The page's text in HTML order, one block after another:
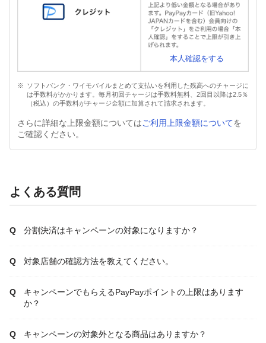
本人確認をする
ソフトバンク・ワイモバイルまとめて支払いを利用した残高へのチャージに
は手数料がかかります。毎月初回チャージは手数料無料、2回目以降は2.5％
（税込）の手数料がチャージ金額に加算されて請求されます。
さらに詳細な上限金額についてはご利用上限金額についてを
ご確認ください。
よくある質問
分割決済はキャンペーンの対象になりますか？
対象店舗の確認方法を教えてください。
キャンペーンでもらえるPayPayポイントの上限はあります
か？
キャンペーンの対象外となる商品はありますか？